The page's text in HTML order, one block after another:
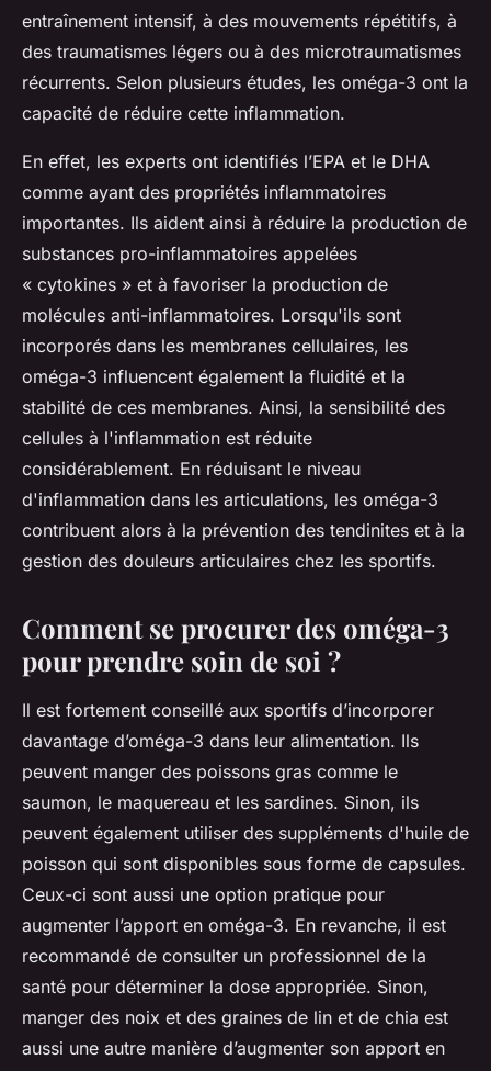
entraînement intensif, à des mouvements répétitifs, à
des traumatismes légers ou à des microtraumatismes
récurrents. Selon plusieurs études, les oméga-3 ont la
capacité de réduire cette inflammation.
En effet, les experts ont identifiés l’EPA et le DHA
comme ayant des propriétés inflammatoires
importantes. Ils aident ainsi à réduire la production de
substances pro-inflammatoires appelées
« cytokines » et à favoriser la production de
molécules anti-inflammatoires. Lorsqu'ils sont
incorporés dans les membranes cellulaires, les
oméga-3 influencent également la fluidité et la
stabilité de ces membranes. Ainsi, la sensibilité des
cellules à l'inflammation est réduite
considérablement. En réduisant le niveau
d'inflammation dans les articulations, les oméga-3
contribuent alors à la prévention des tendinites et à la
gestion des douleurs articulaires chez les sportifs.
Comment se procurer des oméga-3
pour prendre soin de soi ?
Il est fortement conseillé aux sportifs d’incorporer
davantage d’oméga-3 dans leur alimentation. Ils
peuvent manger des poissons gras comme le
saumon, le maquereau et les sardines. Sinon, ils
peuvent également utiliser des suppléments d'huile de
poisson qui sont disponibles sous forme de capsules.
Ceux-ci sont aussi une option pratique pour
augmenter l’apport en oméga-3. En revanche, il est
recommandé de consulter un professionnel de la
santé pour déterminer la dose appropriée. Sinon,
manger des noix et des graines de lin et de chia est
aussi une autre manière d’augmenter son apport en